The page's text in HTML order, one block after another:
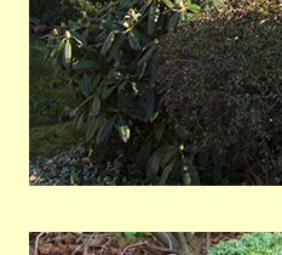
Bild